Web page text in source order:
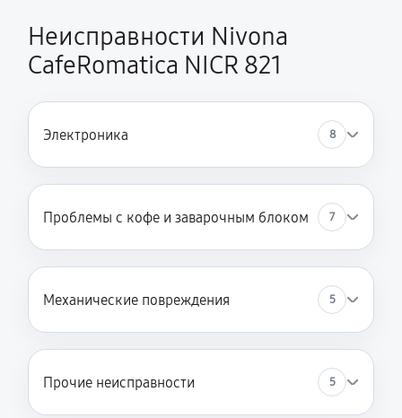
Неисправности Nivona
CafeRomatica NICR 821
Электроника 8
Проблемы с кофе и заварочным блоком 7
Механические повреждения 5
Прочие неисправности 5